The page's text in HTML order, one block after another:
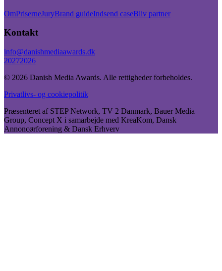
OmPriserneJuryBrand guideIndsend caseBliv partner
Kontakt
info@danishmediaawards.dk
20272026
© 2026 Danish Media Awards. Alle rettigheder forbeholdes.
Privatlivs- og cookiepolitik
Præsenteret af STEP Network, TV 2 Danmark, Bauer Media
Group, Concept X i samarbejde med KreaKom, Dansk
Annoncørforening & Dansk Erhverv